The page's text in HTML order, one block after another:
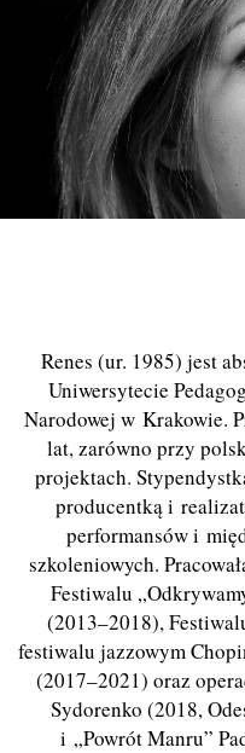
Renes (ur. 1985) jest
Uniwersytecie
Narodowej w Krakowie.
lat, zarówno przy
projektach.
producentką i
performansów i
szkoleniowych.
Festiwalu
(2013–2018),
festiwalu jazzowym
(2017–2021) oraz
Sydorenko (2018,
i „Powrót Manru”